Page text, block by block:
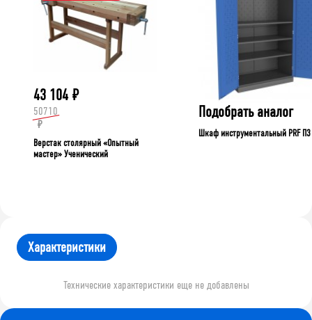
43 104 ₽
50710
₽
Верстак столярный «Опытный
мастер» Ученический
Подобрать аналог
Шкаф инструментальный PRF П3
Характеристики
Технические характеристики еще не добавлены